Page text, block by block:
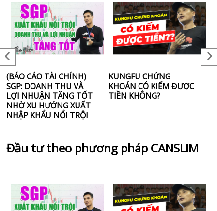
(BÁO CÁO TÀI CHÍNH)
SGP: DOANH THU VÀ
LỢI NHUẬN TĂNG TỐT
NHỜ XU HƯỚNG XUẤT
NHẬP KHẨU NỔI TRỘI
KUNGFU CHỨNG
KHOÁN CÓ KIẾM ĐƯỢC
TIỀN KHÔNG?
Đầu tư theo phương pháp CANSLIM